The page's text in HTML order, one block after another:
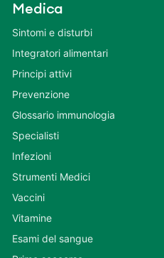
Medica
Sintomi e disturbi
Integratori alimentari
Principi attivi
Prevenzione
Glossario immunologia
Specialisti
Infezioni
Strumenti Medici
Vaccini
Vitamine
Esami del sangue